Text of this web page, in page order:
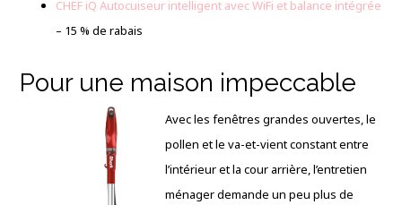
CHEF iQ Autocuiseur intelligent avec WiFi et balance intégrée
– 15 % de rabais
Pour une maison impeccable
Avec les fenêtres grandes ouvertes, le
pollen et le va-et-vient constant entre
l’intérieur et la cour arrière, l’entretien
ménager demande un peu plus de